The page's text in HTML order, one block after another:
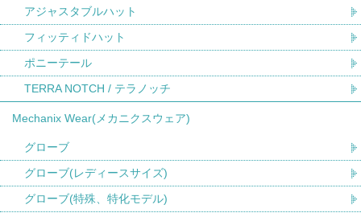
アジャスタブルハット
フィッティドハット
ポニーテール
TERRA NOTCH / テラノッチ
Mechanix Wear(メカニクスウェア)
グローブ
グローブ(レディースサイズ)
グローブ(特殊、特化モデル)